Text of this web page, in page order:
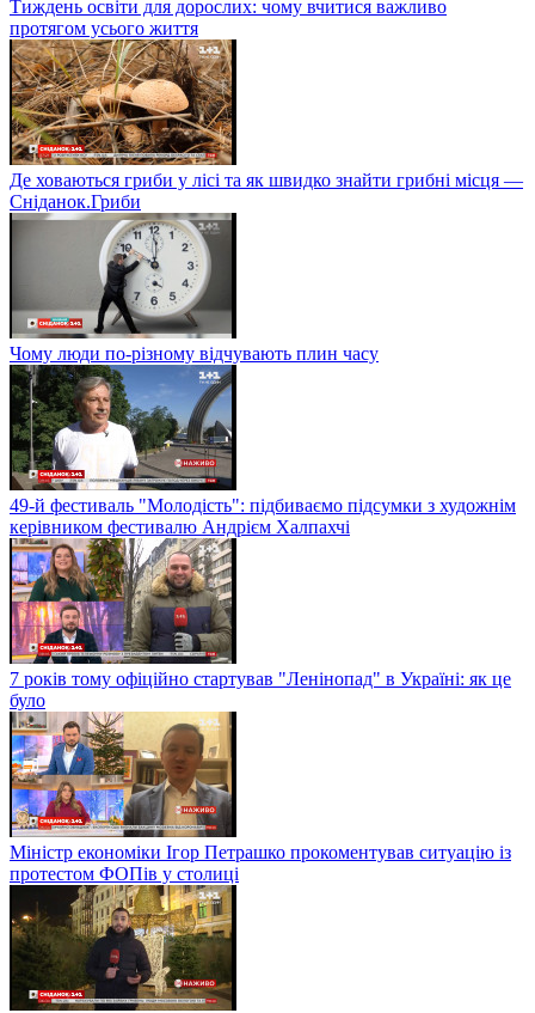
Тиждень освіти для дорослих: чому вчитися важливо
протягом усього життя
Де ховаються гриби у лісі та як швидко знайти грибні місця —
Сніданок.Гриби
Чому люди по-різному відчувають плин часу
49-й фестиваль "Молодість": підбиваємо підсумки з художнім
керівником фестивалю Андрієм Халпахчі
7 років тому офіційно стартував "Ленінопад" в Україні: як це
було
Міністр економіки Ігор Петрашко прокоментував ситуацію із
протестом ФОПів у столиці